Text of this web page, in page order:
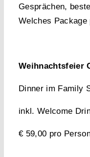
Gesprächen,
Welches
Weihnachtsfeier
Dinner im Family
inkl. Welcome
€ 59,00 pro